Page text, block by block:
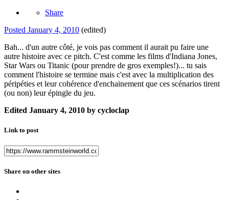
Share
Posted January 4, 2010 (edited)
Bah... d'un autre côté, je vois pas comment il aurait pu faire une
autre histoire avec ce pitch. C'est comme les films d'Indiana Jones,
Star Wars ou Titanic (pour prendre de gros exemples!)... tu sais
comment l'histoire se termine mais c'est avec la multiplication des
péripéties et leur cohérence d'enchainement que ces scénarios tirent
(ou non) leur épingle du jeu.
Edited January 4, 2010 by cycloclap
Link to post
Share on other sites